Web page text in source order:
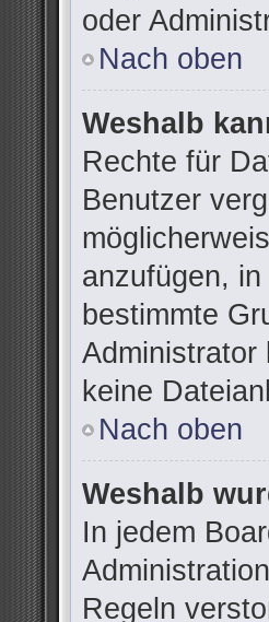
oder
Nach oben
Weshalb
Rechte für
Benutzer
anzufügen,
bestimmte
Administrator
keine
Nach oben
Weshalb
In jedem
Regeln